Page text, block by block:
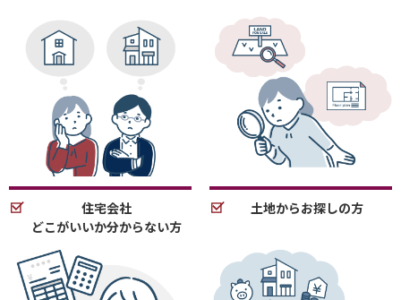
住宅会社
どこがいいか分からない方
土地からお探しの方